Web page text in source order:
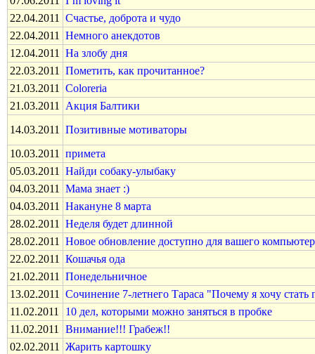
22.04.2011
Счастье, доброта и чудо
22.04.2011
Немного анекдотов
12.04.2011
На злобу дня
22.03.2011
Пометить, как прочитанное?
21.03.2011
Coloreria
21.03.2011
Акция Балтики
14.03.2011
Позитивные мотиваторы
10.03.2011
примета
05.03.2011
Найди собаку-улыбаку
04.03.2011
Мама знает :)
04.03.2011
Накануне 8 марта
28.02.2011
Неделя будет длинной
28.02.2011
Новое обновление доступно для вашего
22.02.2011
Кошачья ода
21.02.2011
Понедельничное
13.02.2011
Cочинение 7-летнего Тараса "Почему я хочу
11.02.2011
10 дел, которыми можно заняться в пробке
11.02.2011
Внимание!!! Грабеж!!
02.02.2011
Жарить картошку